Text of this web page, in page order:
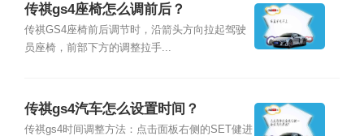
传祺gs4座椅怎么调前后？
传祺GS4座椅前后调节时，沿箭头方向拉起驾驶
员座椅，前部下方的调整拉手...
传祺gs4汽车怎么设置时间？
传祺gs4时间调整方法：点击面板右侧的SET健进